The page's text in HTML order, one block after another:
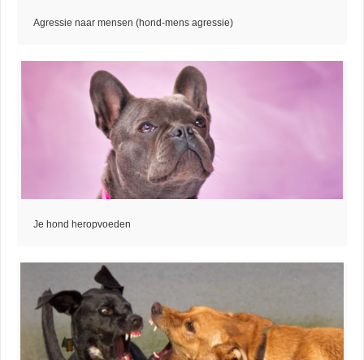
Agressie naar mensen (hond-mens agressie)
Je hond heropvoeden